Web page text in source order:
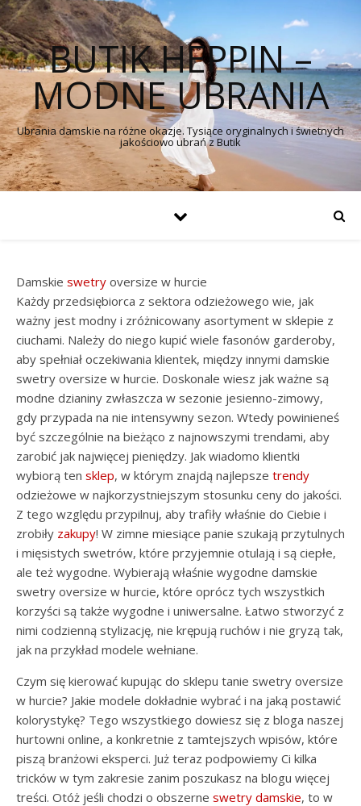
BUTIK HEPPIN –
MODNE UBRANIA
Ubrania damskie na różne okazje. Tysiące oryginalnych i świetnych
jakościowo ubrań z Butik
Damskie swetry oversize w hurcie
Każdy przedsiębiorca z sektora odzieżowego wie, jak
ważny jest modny i zróżnicowany asortyment w sklepie z
ciuchami. Należy do niego kupić wiele fasonów garderoby,
aby spełniał oczekiwania klientek, między innymi damskie
swetry oversize w hurcie. Doskonale wiesz jak ważne są
modne dzianiny zwłaszcza w sezonie jesienno-zimowy,
gdy przypada na nie intensywny sezon. Wtedy powinieneś
być szczególnie na bieżąco z najnowszymi trendami, aby
zarobić jak najwięcej pieniędzy. Jak wiadomo klientki
wybiorą ten sklep, w którym znajdą najlepsze trendy
odzieżowe w najkorzystniejszym stosunku ceny do jakości.
Z tego względu przypilnuj, aby trafiły właśnie do Ciebie i
zrobiły zakupy! W zimne miesiące panie szukają przytulnych
i mięsistych swetrów, które przyjemnie otulają i są ciepłe,
ale też wygodne. Wybierają właśnie wygodne damskie
swetry oversize w hurcie, które oprócz tych wszystkich
korzyści są także wygodne i uniwersalne. Łatwo stworzyć z
nimi codzienną stylizację, nie krępują ruchów i nie gryzą tak,
jak na przykład modele wełniane.
Czym się kierować kupując do sklepu tanie swetry oversize
w hurcie? Jakie modele dokładnie wybrać i na jaką postawić
kolorystykę? Tego wszystkiego dowiesz się z bloga naszej
hurtowni online, a konkretnie z tamtejszych wpisów, które
piszą branżowi eksperci. Już teraz podpowiemy Ci kilka
tricków w tym zakresie zanim poszukasz na blogu więcej
treści. Otóż jeśli chodzi o obszerne swetry damskie, to w